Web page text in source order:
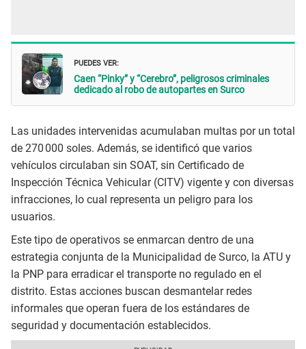
PUEDES VER:
Caen “Pinky” y “Cerebro”, peligrosos criminales
dedicado al robo de autopartes en Surco
Las unidades intervenidas acumulaban multas por un total
de 270 000 soles. Además, se identificó que varios
vehículos circulaban sin SOAT, sin Certificado de
Inspección Técnica Vehicular (CITV) vigente y con diversas
infracciones, lo cual representa un peligro para los
usuarios.
Este tipo de operativos se enmarcan dentro de una
estrategia conjunta de la Municipalidad de Surco, la ATU y
la PNP para erradicar el transporte no regulado en el
distrito. Estas acciones buscan desmantelar redes
informales que operan fuera de los estándares de
seguridad y documentación establecidos.